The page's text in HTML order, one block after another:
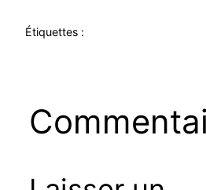
Étiquettes :